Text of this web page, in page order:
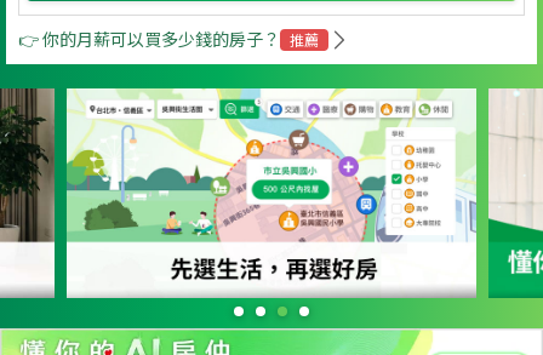
👉 你的月薪可以買多少錢的房子？ 推薦